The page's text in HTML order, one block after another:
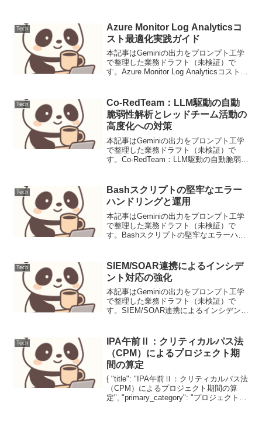
Tech
Azure Monitor Log Analyticsコ
スト最適化実践ガイド
本記事はGeminiの出力をプロンプト工学
で整理した業務ドラフト（未検証）で
す。Azure Monitor Log Analyticsコスト最
Tech
Co-RedTeam：LLM駆動の自動
脆弱性解析とレッドチーム活動の
高度化への対策
本記事はGeminiの出力をプロンプト工学
で整理した業務ドラフト（未検証）で
す。Co-RedTeam：LLM駆動の自動脆弱性
御の両陣営に配置し、相互学習で脆弱性
発見を...
Tech
Bashスクリプトの堅牢なエラー
ハンドリングと運用
本記事はGeminiの出力をプロンプト工学
で整理した業務ドラフト（未検証）で
す。Bashスクリプトの堅牢なエラーハン
予期せぬエラーや環境変化に対応できな
いと、システ...
Tech
SIEM/SOAR連携によるインシデ
ント対応の強化
本記事はGeminiの出力をプロンプト工学
で整理した業務ドラフト（未検証）で
す。SIEM/SOAR連携によるインシデント
います。内部ネットワークへの侵入、デ
ータ窃取、ラ...
Tech
IPA午前Ⅱ：クリティカルパス法
（CPM）によるプロジェクト期
間の算定
{ "title": "IPA午前Ⅱ：クリティカルパス法
（CPM）によるプロジェクト期間の算
定", "primary_category": "プロジェクトマ